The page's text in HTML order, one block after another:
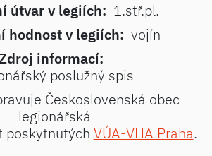
útvar v legiích: 1.stř.pl.
hodnost v legiích: vojín
informací:
poslužný spis
Československá obec
legionářská
poskytnutých VÚA-VHA Praha.